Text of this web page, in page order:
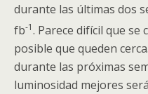
durante las últimas dos
fb-1. Parece difícil que
posible que queden
durante las próximas
luminosidad mejores